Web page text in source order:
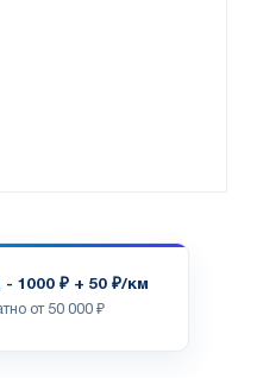
1000 ₽ + 50 ₽/км
от 50 000 ₽